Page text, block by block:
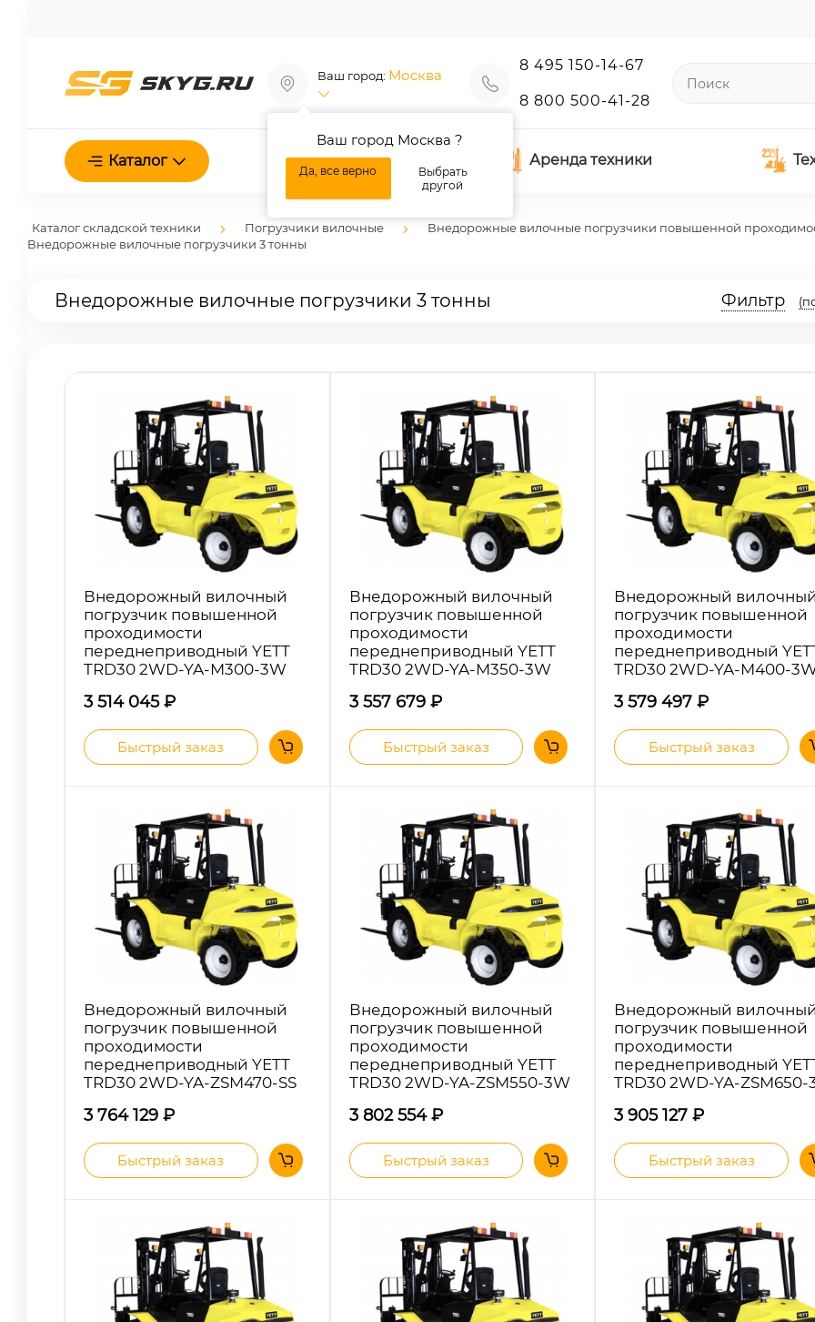
Ваш город: Москва
Ваш город Москва ?
Да, все верно
Выбрать
другой
8 495 150-14-67
8 800 500-41-28
Каталог О нас Аренда техники
Каталог складской техники Погрузчики вилочные
Внедорожные вилочные погрузчики повышенной
Внедорожные вилочные погрузчики 3 тонны
Внедорожные вилочные погрузчики 3 тонны Фильтр
Внедорожный вилочный
погрузчик повышенной
проходимости
переднеприводный YETT
TRD30 2WD-YA-M300-3W
3 514 045₽
Быстрый заказ
Внедорожный вилочный
погрузчик повышенной
проходимости
переднеприводный YETT
TRD30 2WD-YA-M350-3W
3 557 679 ₽
Быстрый заказ
Внедорожный
погрузчик повышенной
проходимости
переднеприводный
TRD30 2WD-YA-M400-
3 579 497₽
Быстрый заказ
Внедорожный вилочный
погрузчик повышенной
проходимости
переднеприводный YETT
TRD30 2WD-YA-ZSM470-SS
3 764 129 ₽
Быстрый заказ
Внедорожный вилочный
погрузчик повышенной
проходимости
переднеприводный YETT
TRD30 2WD-YA-ZSM550-3W
3 802 554₽
Быстрый заказ
Внедорожный
погрузчик повышенной
проходимости
переднеприводный
TRD30 2WD-YA-ZSM650-
3 905 127₽
Быстрый заказ